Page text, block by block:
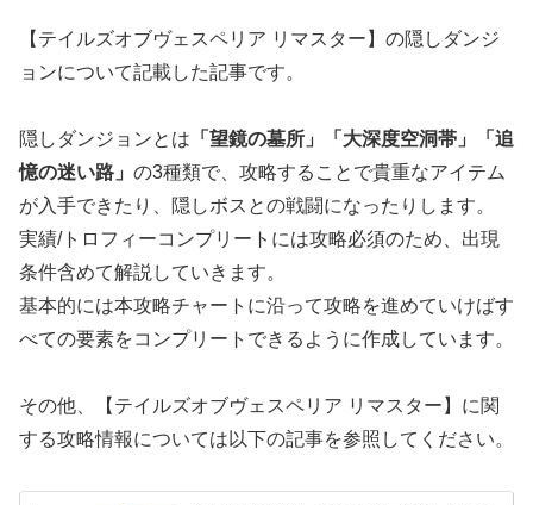
【テイルズオブヴェスペリア リマスター】の隠しダンジ
ョンについて記載した記事です。
隠しダンジョンとは 「望鏡の墓所」「大深度空洞帯」「追
憶の迷い路」 の3種類で、攻略することで貴重なアイテム
が入手できたり、隠しボスとの戦闘になったりします。
実績/トロフィーコンプリートには攻略必須のため、出現
条件含めて解説していきます。
基本的には本攻略チャートに沿って攻略を進めていけばす
べての要素をコンプリートできるように作成しています。
その他、【テイルズオブヴェスペリア リマスター】に関
する攻略情報については以下の記事を参照してください。